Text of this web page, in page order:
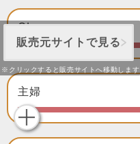
OL
主婦
販売元サイトで見る
※クリックすると販売サイトへ移動します